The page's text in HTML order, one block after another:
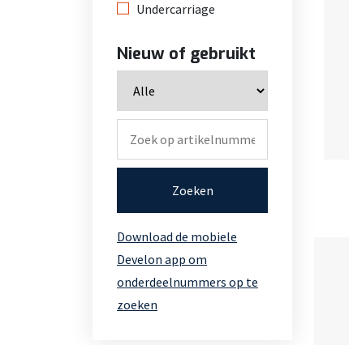
Undercarriage
Nieuw of gebruikt
Zoeken
Download de mobiele
Develon app om
onderdeelnummers op te
zoeken